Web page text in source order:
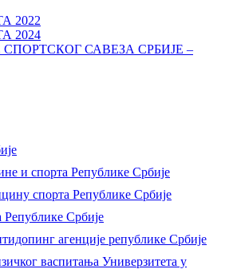
2022
2024
САВЕЗА СРБИЈЕ –
и спорта Републике Србије
спорта Републике Србије
Републике Србије
агенције републике Србије
васпитања Универзитета у